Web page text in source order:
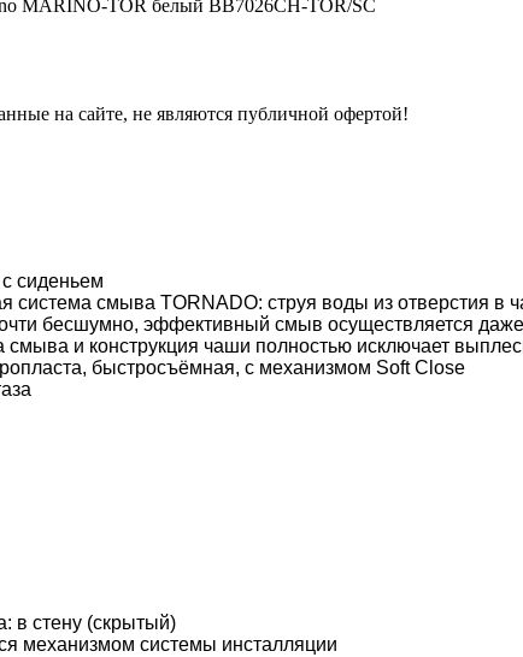
MARINO-TOR белый BB7026CH-TOR/SC
на сайте, не являются публичной офертой!
сиденьем
система смыва TORNADO: струя воды из отверстия
бесшумно, эффективный смыв осуществляется
и конструкция чаши полностью исключает
быстросъёмная, с механизмом Soft Close
в стену (скрытый)
механизмом системы инсталляции